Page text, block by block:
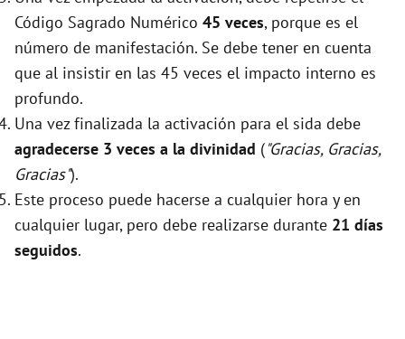
Código Sagrado Numérico 45 veces, porque es el
número de manifestación. Se debe tener en cuenta
que al insistir en las 45 veces el impacto interno es
profundo.
Una vez finalizada la activación para el sida debe
agradecerse 3 veces a la divinidad ("Gracias, Gracias,
Gracias").
Este proceso puede hacerse a cualquier hora y en
cualquier lugar, pero debe realizarse durante 21 días
seguidos.